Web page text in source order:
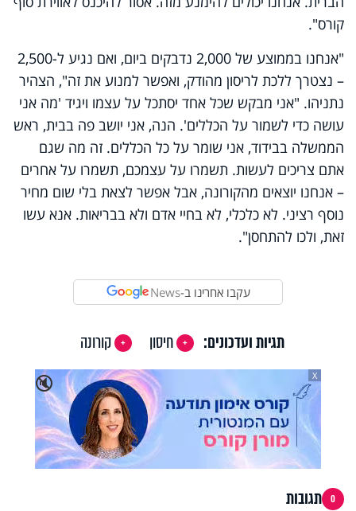
קורס".
"אנחנו בממוצע של 2,000 נדבקים ביום, ואם נגיע ל-2,500
– נצטרך ללכת לריסון מהודק, ואפשר למנוע את זה", הצהיר
נתניהו. "אני מבקש שכל אחד יסתכל על עצמו ויגיד 'מה אני
עושה כדי לשמור על הכללים'. הנה, אני יושב פה בבית, ראש
הממשלה בבידוד, אני שומר על כל הכללים. זה מה שגם
אתם צריכים לעשות. תשמרו על עצמכם, תשמרו על אחרים
– אנחנו יוצאים מהקורונה, אבל אפשר לצאת בלי שום מחיר
נוסף רציני. לא כלכלי, לא בחיי אדם ולא בבריאות. אנא עשו
זאת, ולכו להתחסן".
עקבו אחרינו ב-News
תגיות ועדכונים: חיסון
קורונה
🔇
X
0 תגובות